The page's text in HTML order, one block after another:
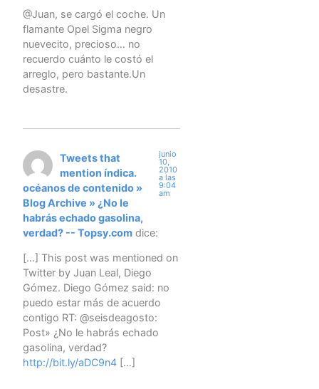
@Juan, se cargó el coche. Un
flamante Opel Sigma negro
nuevecito, precioso… no
recuerdo cuánto le costó el
arreglo, pero bastante.Un
desastre.
Tweets that
mention índica.
océanos de contenido »
Blog Archive » ¿No le
habrás echado gasolina,
verdad? -- Topsy.com dice:
junio
10,
2010
a las
9:04
am
[…] This post was mentioned on
Twitter by Juan Leal, Diego
Gómez. Diego Gómez said: no
puedo estar más de acuerdo
contigo RT: @seisdeagosto:
Post» ¿No le habrás echado
gasolina, verdad?
http://bit.ly/aDC9n4 […]